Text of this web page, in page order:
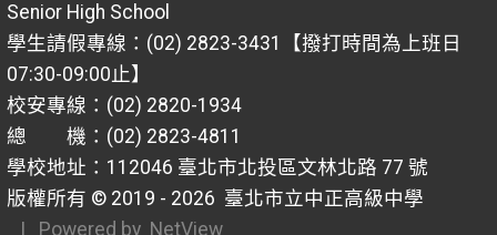
Senior High School
學生請假專線：(02) 2823-3431【撥打時間為上班日
07:30-09:00止】
校安專線：(02) 2820-1934
總 機：(02) 2823-4811
學校地址：112046 臺北市北投區文林北路 77 號
版權所有 © 2019 - 2026 臺北市立中正高級中學
| Powered by NetView